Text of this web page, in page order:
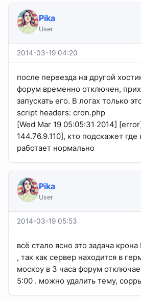
Pika
User
2014-03-19 04:20
после переезда на другой
форум временно отключен,
запускать его. В логах только
script headers: cron.php
[Wed Mar 19 05:05:31 2014]
144.76.9.110], кто подскажет где
работает нормально
Pika
User
2014-03-19 05:53
всё стало ясно это задача
, так как сервер находится в
москоу в 3 часа форум
5:00 . можно удалить тему,